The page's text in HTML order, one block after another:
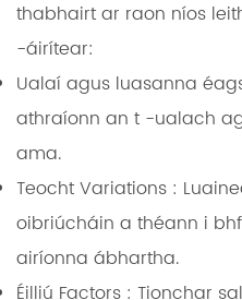
thabhairt ar raon níos
-áirítear:
Ualaí agus luasanna
athraíonn an t -ualach
ama.
Teocht Variations :
oibriúcháin a théann i
airíonna ábhartha.
Éilliú Factors : Tionchar